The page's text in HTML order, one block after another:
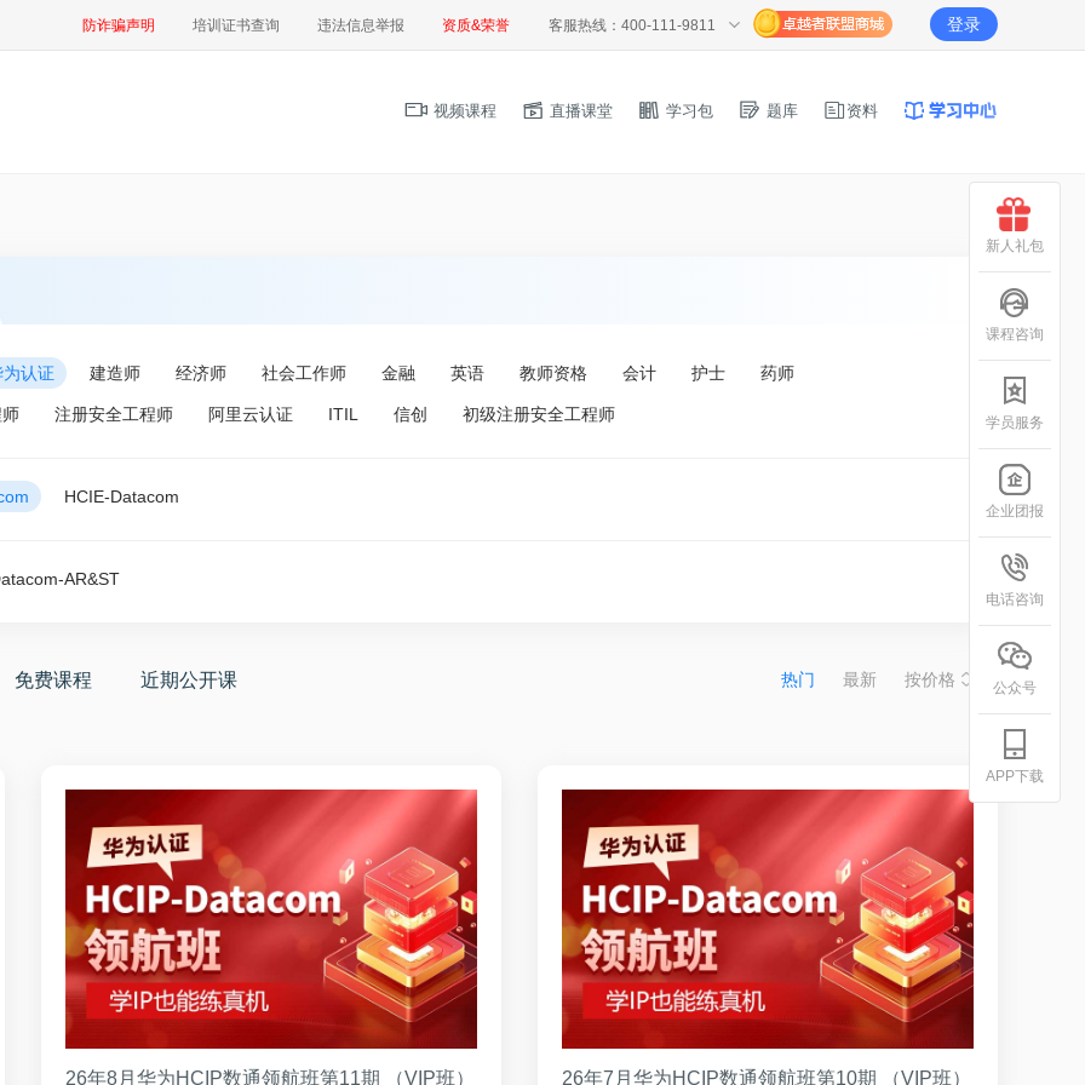
防诈骗声明 培训证书查询 违法信息举报 资质&荣誉 客服热线：400-111-9811 登录
视频课程 直播课堂 学习包 题库 资料
为认证 建造师 经济师 社会工作师 金融 英语 教师资格 会计 护士 药师
注册安全工程师 阿里云认证 ITIL 信创 初级注册安全工程师
HCIE-Datacom
AR&ST
免费课程 近期公开课 热门 最新 按价格
26年8月华为HCIP数通领航班第11期 （VIP班） 26年7月华为HCIP数通领航班第10期 （VIP班）
新人礼包
课程咨询
学员服务
企业团报
电话咨询
公众号
APP下载